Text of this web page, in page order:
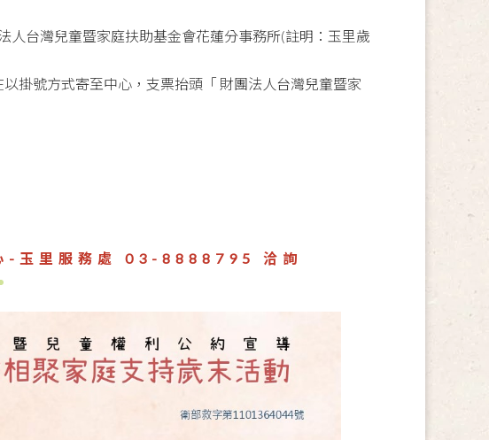
台灣兒童暨家庭扶助基金會花蓮分事務所(註明：玉里歲
掛號方式寄至中心，支票抬頭「 財團法人台灣兒童暨家
-玉里服務處 03-8888795 洽詢